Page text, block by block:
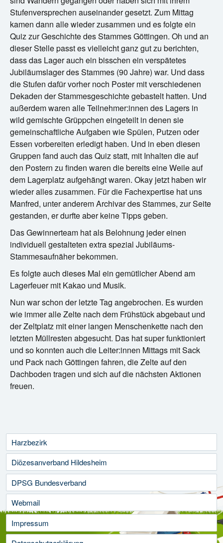
Stufenversprechen auseinander gesetzt. Zum Mittag
kamen dann alle wieder zusammen und es folgte ein
Quiz zur Geschichte des Stammes Göttingen. Oh und an
dieser Stelle passt es vielleicht ganz gut zu berichten,
dass das Lager auch ein bisschen ein verspätetes
Jubiläumslager des Stammes (90 Jahre) war. Und dass
die Stufen dafür vorher noch Poster mit verschiedenen
Dekaden der Stammesgeschichte gebastelt hatten. Und
außerdem waren alle Teilnehmer:innen des Lagers in
wild gemischte Grüppchen eingeteilt in denen sie
gemeinschaftliche Aufgaben wie Spülen, Putzen oder
Essen vorbereiten erledigt haben. Und in eben diesen
Gruppen fand auch das Quiz statt, mit Inhalten die auf
den Postern zu finden waren die bereits eine Weile auf
dem Lagerplatz aufgehängt waren. Okay jetzt haben wir
wieder alles zusammen. Für die Fachexpertise hat uns
Manfred, unter anderem Archivar des Stammes, zur Seite
gestanden, er durfte aber keine Tipps geben.
Das Gewinnerteam hat als Belohnung jeder einen
individuell gestalteten extra spezial Jubiläums-
Stammesaufnäher bekommen.
Es folgte auch dieses Mal ein gemütlicher Abend am
Lagerfeuer mit Kakao und Musik.
Nun war schon der letzte Tag angebrochen. Es wurden
wie immer alle Zelte nach dem Frühstück abgebaut und
der Zeltplatz mit einer langen Menschenkette nach den
letzten Müllresten abgesucht. Das hat super funktioniert
und so konnten auch die Leiter:innen Mittags mit Sack
und Pack nach Göttingen fahren, die Zelte auf den
Dachboden tragen und sich auf die nächsten Aktionen
freuen.
Harzbezirk
Diözesanverband Hildesheim
DPSG Bundesverband
Webmail
Impressum